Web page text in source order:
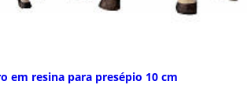
em resina para presépio 10 cm